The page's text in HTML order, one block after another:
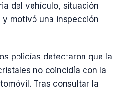
del vehículo, situación
motivó una inspección
policías detectaron que la
no coincidía con la
Tras consultar la